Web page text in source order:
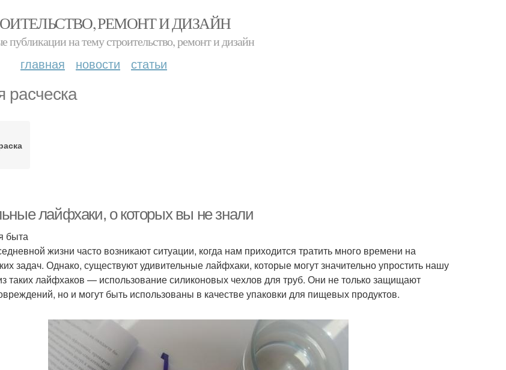
РЕМОНТ И ДИЗАЙН
публикации на тему строительство, ремонт и дизайн
главная новости статьи
расческа
лайфхаки, о которых вы не знали
быта
жизни часто возникают ситуации, когда нам приходится тратить много времени на
задач. Однако, существуют удивительные лайфхаки, которые могут значительно упростить нашу
таких лайфхаков — использование силиконовых чехлов для труб. Они не только защищают
но и могут быть использованы в качестве упаковки для пищевых продуктов.